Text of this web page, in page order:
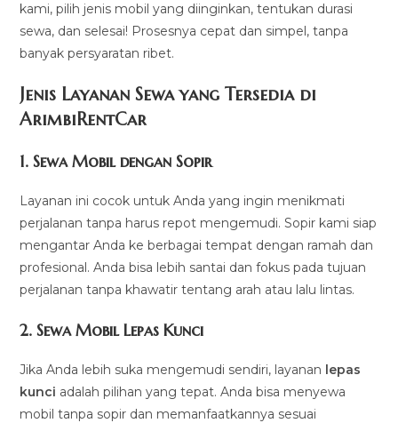
kami, pilih jenis mobil yang diinginkan, tentukan durasi
sewa, dan selesai! Prosesnya cepat dan simpel, tanpa
banyak persyaratan ribet.
Jenis Layanan Sewa yang Tersedia di
ArimbiRentCar
1.Sewa Mobil dengan Sopir
Layanan ini cocok untuk Anda yang ingin menikmati
perjalanan tanpa harus repot mengemudi. Sopir kami siap
mengantar Anda ke berbagai tempat dengan ramah dan
profesional. Anda bisa lebih santai dan fokus pada tujuan
perjalanan tanpa khawatir tentang arah atau lalu lintas.
2.Sewa Mobil Lepas Kunci
Jika Anda lebih suka mengemudi sendiri, layanan lepas
kunci adalah pilihan yang tepat. Anda bisa menyewa
mobil tanpa sopir dan memanfaatkannya sesuai